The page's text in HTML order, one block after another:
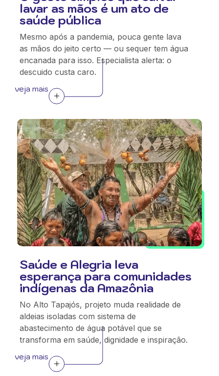
lavar as mãos é um ato de
saúde pública
Mesmo após a pandemia, pouca gente lava
as mãos do jeito certo — ou sequer tem água
encanada para isso. Especialista alerta: o
descuido custa caro.
veja mais
Saúde e Alegria leva
esperança para comunidades
indígenas da Amazônia
No Alto Tapajós, projeto muda realidade de
aldeias isoladas com sistema de
abastecimento de água potável que se
transforma em saúde, dignidade e inspiração.
veja mais